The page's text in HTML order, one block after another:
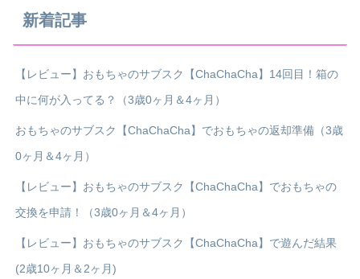
新着記事
【レビュー】おもちゃのサブスク【ChaChaCha】14回目！箱の
中に何が入ってる？（3歳0ヶ月＆4ヶ月）
おもちゃのサブスク【ChaChaCha】でおもちゃの返却準備（3歳
0ヶ月＆4ヶ月）
【レビュー】おもちゃのサブスク【ChaChaCha】でおもちゃの
交換を申請！（3歳0ヶ月＆4ヶ月）
【レビュー】おもちゃのサブスク【ChaChaCha】で遊んだ結果
(2歳10ヶ月＆2ヶ月)